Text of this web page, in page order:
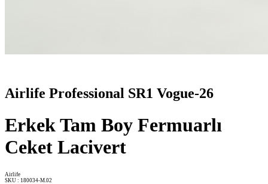
Airlife Professional SR1 Vogue-26
Erkek Tam Boy Fermuarlı
Ceket Lacivert
Airlife
SKU : 180034-M.02